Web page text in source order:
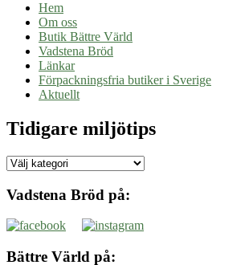
Hem
Om oss
Butik Bättre Värld
Vadstena Bröd
Länkar
Förpackningsfria butiker i Sverige
Aktuellt
Tidigare miljötips
Tidigare
Vadstena Bröd på:
Bättre Värld på: